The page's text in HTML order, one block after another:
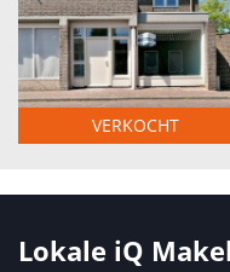
VERKOCHT
Lokale iQ